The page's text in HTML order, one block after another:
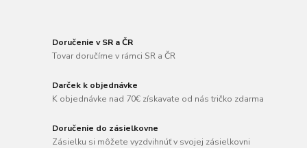
Doručenie v SR a ČR
Tovar doručíme v rámci SR a ČR
Darček k objednávke
K objednávke nad 70€ získavate od nás tričko zdarma
Doručenie do zásielkovne
Zásielku si môžete vyzdvihnúť v svojej zásielkovni